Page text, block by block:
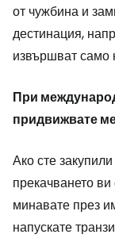
от чужбина и
дестинация,
извършват само
При
придвижвате
Ако сте
прекачването
минавате през
напускате